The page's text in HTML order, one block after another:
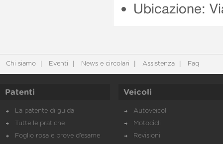
Ubicazione:
Chi siamo Eventi News e circolari Assistenza Faq
Patenti
La patente di guida
Tutte le pratiche
Foglio rosa e prove d’esame
Veicoli
Autoveicoli
Motocicli
Revisioni